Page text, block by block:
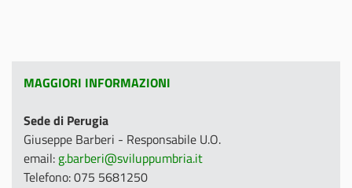
MAGGIORI INFORMAZIONI
Sede di Perugia
Giuseppe Barberi - Responsabile U.O.
email: g.barberi@sviluppumbria.it
Telefono: 075 5681250